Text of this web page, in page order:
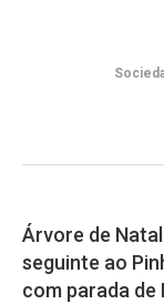
Árvore de
seguinte ao
com parada